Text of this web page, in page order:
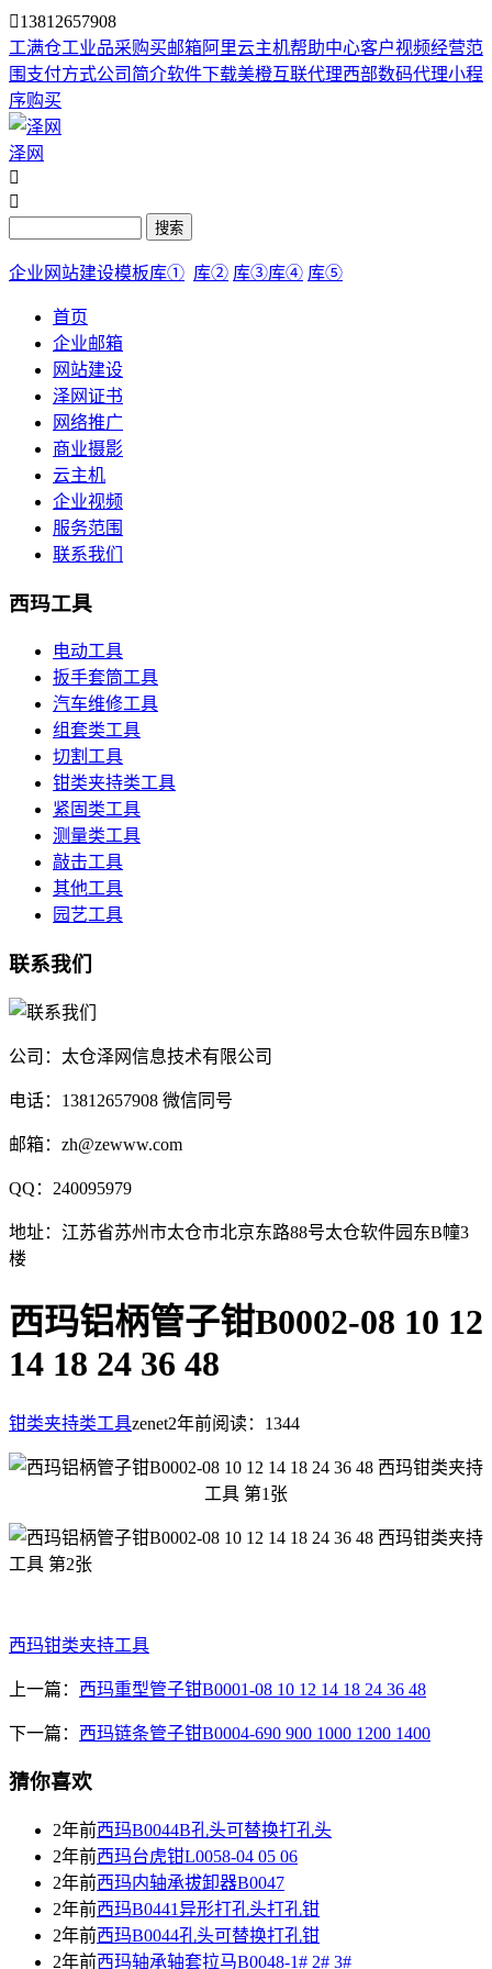
13812657908
工满仓工业品采购买邮箱阿里云主机帮助中心客户视频经营范
围 支付方式公司简介软件下载美橙互联代理西部数码代理小程
序购买
泽网


搜索
企业网站建设模板库① 库② 库③库④ 库⑤
首页
企业邮箱
网站建设
泽网证书
网络推广
商业摄影
云主机
企业视频
服务范围
联系我们
西玛工具
电动工具
扳手套筒工具
汽车维修工具
组套类工具
切割工具
钳类夹持类工具
紧固类工具
测量类工具
敲击工具
其他工具
园艺工具
联系我们
公司：太仓泽网信息技术有限公司
电话：13812657908 微信同号
邮箱：zh@zewww.com
QQ：240095979
地址：江苏省苏州市太仓市北京东路88号太仓软件园东B幢3
楼
西玛铝柄管子钳B0002-08 10 12
14 18 24 36 48
钳类夹持类工具zenet2年前阅读：1344
西玛钳类夹持工具
上一篇： 西玛重型管子钳B0001-08 10 12 14 18 24 36 48
下一篇： 西玛链条管子钳B0004-690 900 1000 1200 1400
猜你喜欢
2年前西玛B0044B孔头可替换打孔头
2年前西玛台虎钳L0058-04 05 06
2年前西玛内轴承拔卸器B0047
2年前西玛B0441异形打孔头打孔钳
2年前西玛B0044孔头可替换打孔钳
2年前西玛轴承轴套拉马B0048-1# 2# 3#